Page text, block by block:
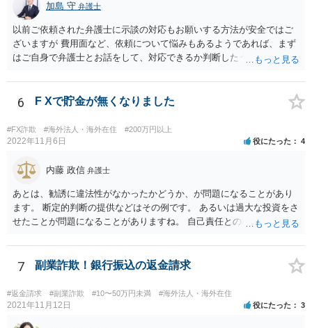
加島 守 弁護士
以前ご依頼された弁護士に示談の対応もお願いする方法が安全ではご
ざいますが 費用面など、依頼について悩みもあるようであれば、まず
はご自身で弁護士とお話をして、対応できるか判断したうえで、 弁護
話をしてから、こちらも法律相談で１度弁護士に相談する方法もあり
ますので。 一番安全なのは弁護士に示談交渉の依頼をする方法です
てもいいかもしれません。
6 F Xで貯金が無くなりました
#FX詐欺 #海外法人・海外在住 #200万円以上
2022年11月6日 役にたった 4
内藤 政信 弁護士
あとは、勧誘に違法性がなかったかどうか、が問題になることがあり
ます。 断定的判断の提供などはその例です。 あるいは過大な投資をさ
せたことが問題になることがありますね。 自己責任との相関関係です
いでしょう。
7 副業詐欺！銀行振込の返金請求
#返金請求 #副業詐欺 #10〜50万円未満 #海外法人・海外在住
2021年11月12日 役にたった 3